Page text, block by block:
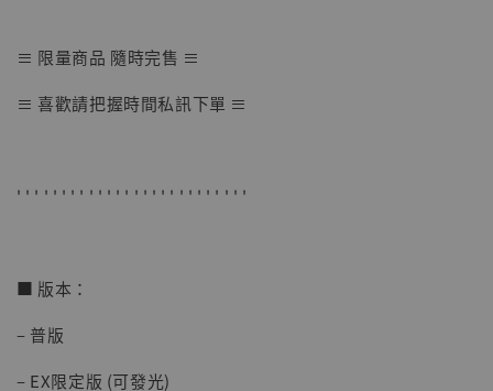
【店內現貨】七龍珠 系列蒐藏雕像 悟空 鳥山
NT$ 5,580
≡ 限量商品 隨時完售 ≡
≡ 喜歡請把握時間私訊下單 ≡
' ' ' ' ' ' ' ' ' ' ' ' ' ' ' ' ' ' ' ' ' ' ' ' ' '
■ 版本：
– 普版
– EX限定版 (可發光)